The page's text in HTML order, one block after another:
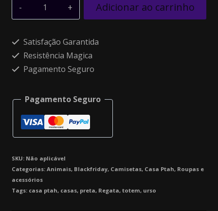
Adicionar ao carrinho
Satisfação Garantida
Resistência Magica
Pagamento Seguro
Pagamento Seguro
SKU: Não aplicável
Categorias: Animais, Blackfriday, Camisetas, Casa Ptah, Roupas e
acessórios
Tags: casa ptah, casas, preta, Regata, totem, urso